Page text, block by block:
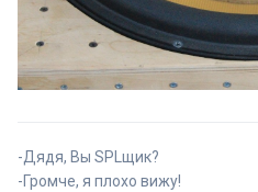
-Дядя, Вы SPLщик?
-Громче, я плохо вижу!